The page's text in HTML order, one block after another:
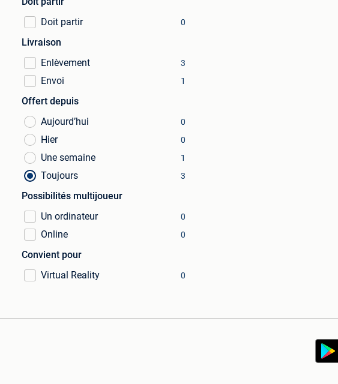
Doit partir
0
Livraison
Enlèvement
3
Envoi 1
Offert depuis
Aujourd’hui
0
Hier 0
Une semaine 1
Toujours 3
Possibilités multijoueur
Un ordinateur
0
Online 0
Convient pour
Virtual Reality
0